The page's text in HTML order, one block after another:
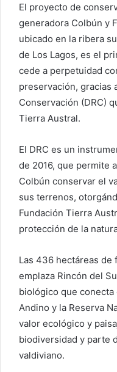
El proyecto de
generadora Colbún y
ubicado en la ribera
de Los Lagos, es el
cede a perpetuidad
preservación, gracias
Conservación (DRC)
Tierra Austral.
El DRC es un
de 2016, que permite
Colbún conservar el
sus terrenos,
Fundación Tierra
protección de la
Las 436 hectáreas de
emplaza Rincón del
biológico que conecta
Andino y la Reserva
valor ecológico y
biodiversidad y parte
valdiviano.